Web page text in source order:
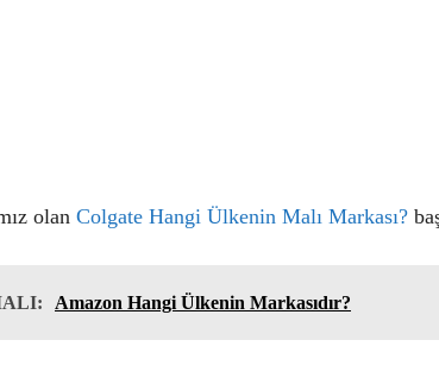
olan Colgate Hangi Ülkenin Malı Markası?
Amazon Hangi Ülkenin Markasıdır?